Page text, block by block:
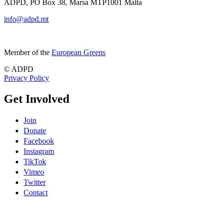
ADPD, PO Box 38, Marsa MTP1001 Malta
info@adpd.mt
Member of the European Greens
© ADPD
Privacy Policy
Get Involved
Join
Donate
Facebook
Instagram
TikTok
Vimeo
Twitter
Contact